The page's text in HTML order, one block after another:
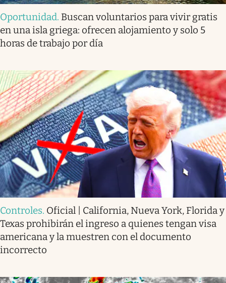
Oportunidad. Buscan voluntarios para vivir gratis
en una isla griega: ofrecen alojamiento y solo 5
horas de trabajo por día
Controles. Oficial | California, Nueva York, Florida y
Texas prohibirán el ingreso a quienes tengan visa
americana y la muestren con el documento
incorrecto